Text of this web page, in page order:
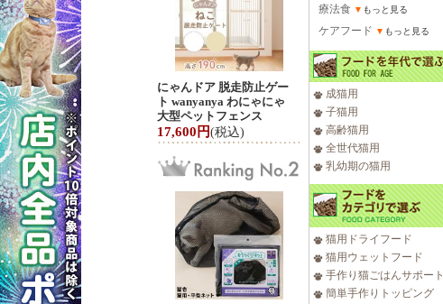
にゃんドア 脱走防止ゲー
ト wanyanya わにゃにゃ
大型ペットフェンス
17,600円(税込)
療法食 ▼ もっと見る
ケアフード ▼ もっと見る
成猫用
子猫用
高齢猫用
全世代猫用
乳幼期の猫用
猫用ドライフード
猫用ウェットフード
手作り猫ごはんサポート
簡単手作りトッピング